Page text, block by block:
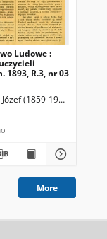
Ludowe :
1893, R.3, nr 03
(1859-1916).
More